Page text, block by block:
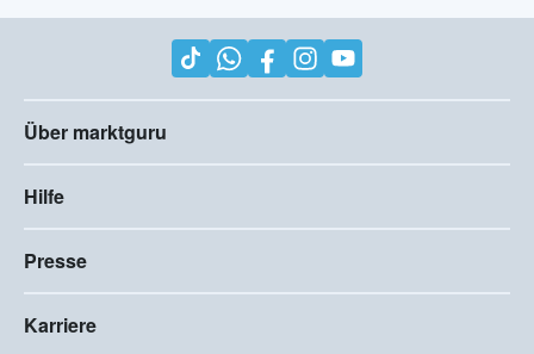
Über marktguru
Hilfe
Presse
Karriere